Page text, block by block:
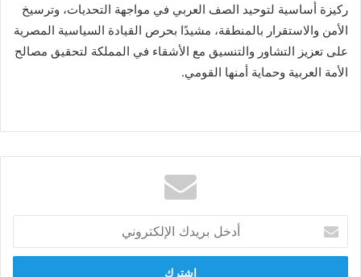
ركيزة أساسية لتوحيد الصف العربي في مواجهة التحديات، وترسيخ
الأمن والاستقرار بالمنطقة، مشيدًا بحرص القيادة السياسية المصرية
على تعزيز التشاور والتنسيق مع الأشقاء في المملكة لتحقيق مصالح
الأمة العربية وحماية أمنها القومي.
بريدك
الإلكتروني